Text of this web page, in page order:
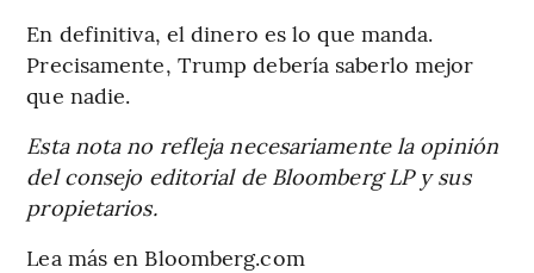
En definitiva, el dinero es lo que manda.
Precisamente, Trump debería saberlo mejor
que nadie.
Esta nota no refleja necesariamente la opinión
del consejo editorial de Bloomberg LP y sus
propietarios.
Lea más en Bloomberg.com